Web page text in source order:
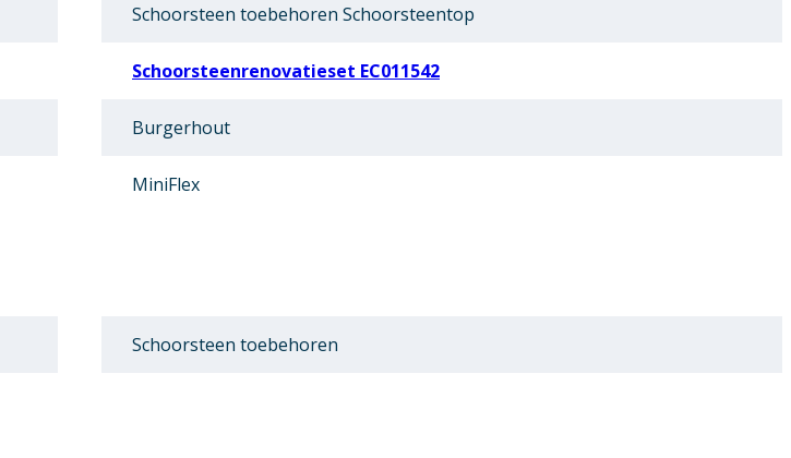
Schoorsteen toebehoren Schoorsteentop
Schoorsteenrenovatieset EC011542
Burgerhout
MiniFlex
Schoorsteen toebehoren